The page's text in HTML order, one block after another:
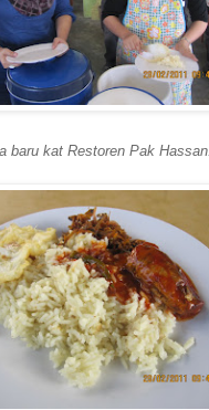
baru kat Restoren Pak Hassan.